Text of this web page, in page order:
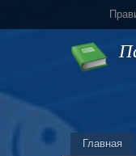
Главная